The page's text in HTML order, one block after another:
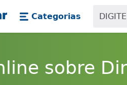
Categorias
sobre